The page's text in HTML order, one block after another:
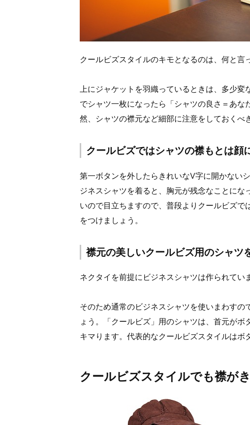
クールビズスタイルのキモとなるのは、何と言
上にジャケットを羽織っているときは、多少
でシャツ一枚になったら「シャツの良さ＝あ
然、シャツの襟元など細部に注意をしておくべ
クールビズではシャツの襟もとは顔
第一ボタンを外したらきれいなV字に開かない
ジネスシャツを着ると、胸元が残念なことに
いので目立ちますので、普段よりクールビズ
をつけましょう。
襟元の美しいクールビズ用のシャツ
ネクタイを前提にビジネスシャツは作られてい
そのため通常のビジネスシャツを使いまわす
ょう。「クールビズ」用のシャツは、首元が
キマります。代表的なクールビズスタイルはボ
クールビズスタイルでも襟が